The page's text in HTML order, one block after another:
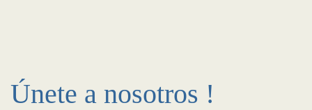
Únete a nosotros !